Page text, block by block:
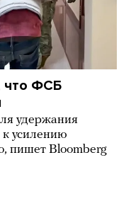
что ФСБ
удержания
к усилению
пишет Bloomberg